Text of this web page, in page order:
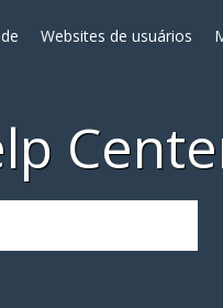
Websites de usuários